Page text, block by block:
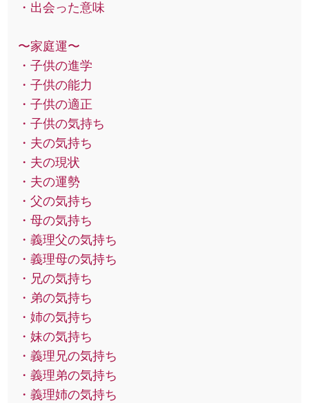
・出会った意味
〜家庭運〜
・子供の進学
・子供の能力
・子供の適正
・子供の気持ち
・夫の気持ち
・夫の現状
・夫の運勢
・父の気持ち
・母の気持ち
・義理父の気持ち
・義理母の気持ち
・兄の気持ち
・弟の気持ち
・姉の気持ち
・妹の気持ち
・義理兄の気持ち
・義理弟の気持ち
・義理姉の気持ち